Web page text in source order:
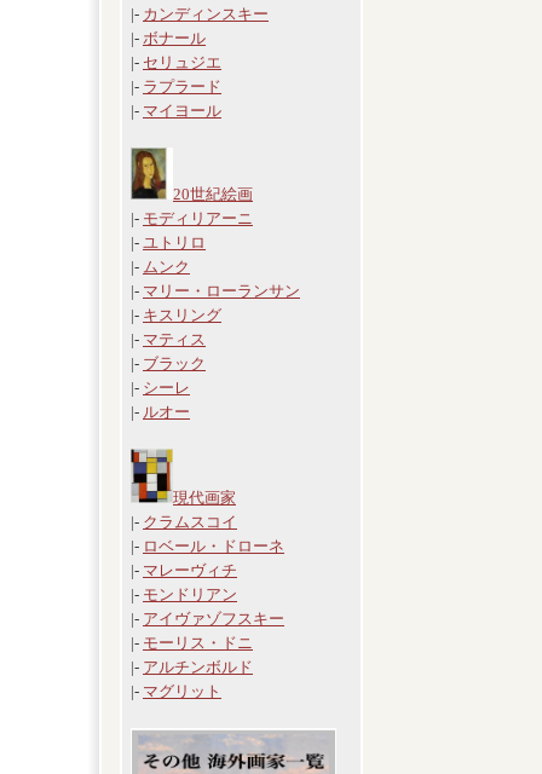
|- カンディンスキー
|- ボナール
|- セリュジエ
|- ラプラード
|- マイヨール
20世紀絵画
|- モディリアーニ
|- ユトリロ
|- ムンク
|- マリー・ローランサン
|- キスリング
|- マティス
|- ブラック
|- シーレ
|- ルオー
現代画家
|- クラムスコイ
|- ロベール・ドローネ
|- マレーヴィチ
|- モンドリアン
|- アイヴァゾフスキー
|- モーリス・ドニ
|- アルチンボルド
|- マグリット